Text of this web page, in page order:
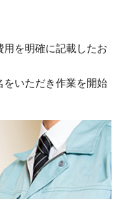
を明確に記載したお
をいただき作業を開始